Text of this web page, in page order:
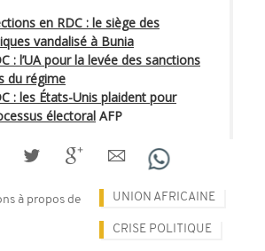
en RDC : le siège des
vandalisé à Bunia
: l’UA pour la levée des sanctions
du régime
: les États-Unis plaident pour
électoral AFP
à propos de UNION AFRICAINE
CRISE POLITIQUE